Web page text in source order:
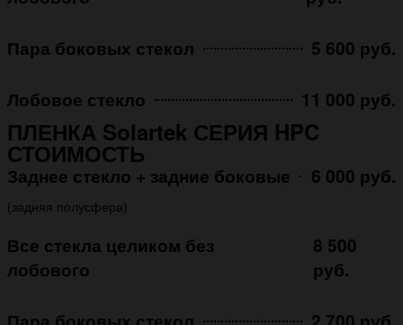
Пара боковых стекол 5 600 руб.
Лобовое стекло 11 000 руб.
ПЛЕНКА Solartek СЕРИЯ HPC
СТОИМОСТЬ
Заднее стекло + задние боковые 6 000 руб.
(задняя полусфера)
Все стекла целиком без
лобового
8 500
руб.